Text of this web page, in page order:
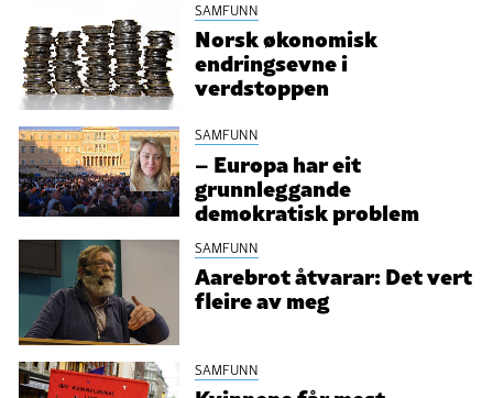
SAMFUNN
Norsk økonomisk
endringsevne i
verdstoppen
SAMFUNN
– Europa har eit
grunnleggande
demokratisk problem
SAMFUNN
Aarebrot åtvarar: Det vert
fleire av meg
SAMFUNN